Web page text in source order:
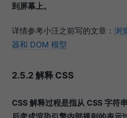
到屏幕上。
详情参考小汪之前写的文章： 浏
器和 DOM 模型
2.5.2 解释 CSS
CSS 解释过程是指从 CSS 字符